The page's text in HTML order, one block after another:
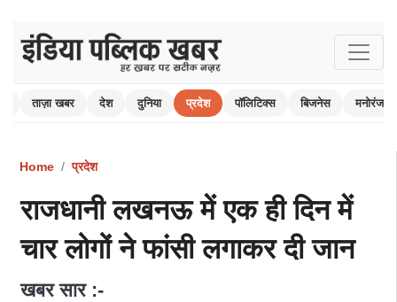
ताज़ा खबर देश दुनिया प्रदेश पॉलिटिक्स बिजनेस मनोरंजन
Home प्रदेश
राजधानी लखनऊ में एक ही दिन में
चार लोगों ने फांसी लगाकर दी जान
खबर सार :-